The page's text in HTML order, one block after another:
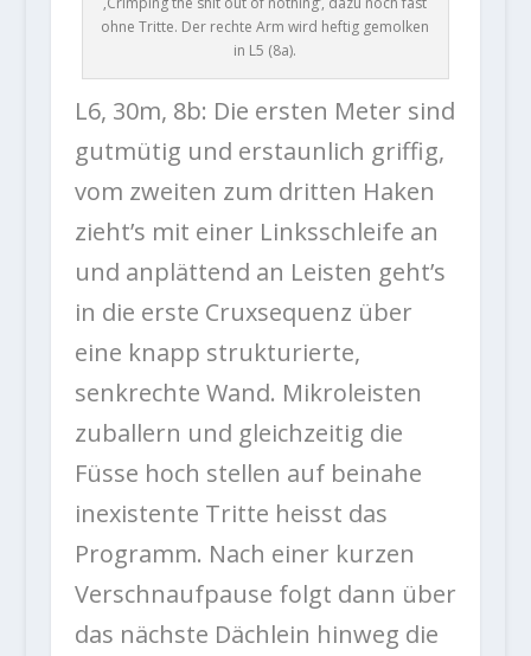
ohne Tritte. Der rechte Arm wird heftig gemolken
in L5 (8a).
L6, 30m, 8b: Die ersten Meter sind
gutmütig und erstaunlich griffig,
vom zweiten zum dritten Haken
zieht’s mit einer Linksschleife an
und anplättend an Leisten geht’s
in die erste Cruxsequenz über
eine knapp strukturierte,
senkrechte Wand. Mikroleisten
zuballern und gleichzeitig die
Füsse hoch stellen auf beinahe
inexistente Tritte heisst das
Programm. Nach einer kurzen
Verschnaufpause folgt dann über
das nächste Dächlein hinweg die